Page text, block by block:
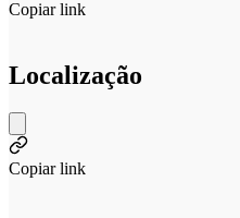
Copiar link
Localização
Copiar link